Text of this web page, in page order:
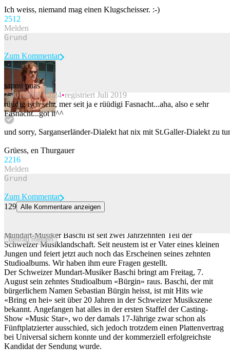
Ich weiss, niemand mag einen Klugscheisser. :-)
251 2
Melden
Beitrag melden
Zum Kommentar
sapnu puas
25.01.2021 12:24 registriert Juli 2019
rüüdig isch sehr, mer seit ja e rüüdigi Fasnacht...aha, also e sehr
Fasnacht...got it^^
und sorry, Sarganserländer-Dialekt hat nix mit St.Galler-Dialekt zu
Grüess, en Thurgauer
2216
Melden
Beitrag melden
Zum Kommentar
129 Alle Kommentare anzeigen
Mundart-Musiker Baschi ist seit zwei Jahrzehnten Teil der
Schweizer Musiklandschaft. Seit neustem ist er Vater eines kleinen
Jungen und feiert jetzt auch noch das Erscheinen seines zehnten
Studioalbums. Wir haben ihm eure Fragen gestellt.
Der Schweizer Mundart-Musiker Baschi bringt am Freitag, 7.
August sein zehntes Studioalbum «Bürgin» raus. Baschi, der mit
bürgerlichem Namen Sebastian Bürgin heisst, ist mit Hits wie
«Bring en hei» seit über 20 Jahren in der Schweizer Musikszene
bekannt. Angefangen hat alles in der ersten Staffel der Casting-
Show «Music Star», wo der damals 17-Jährige zwar schon als
Fünftplatzierter ausschied, sich jedoch trotzdem einen Plattenvertrag
bei Universal sichern konnte und der kommerziell erfolgreichste
Kandidat der Sendung wurde.